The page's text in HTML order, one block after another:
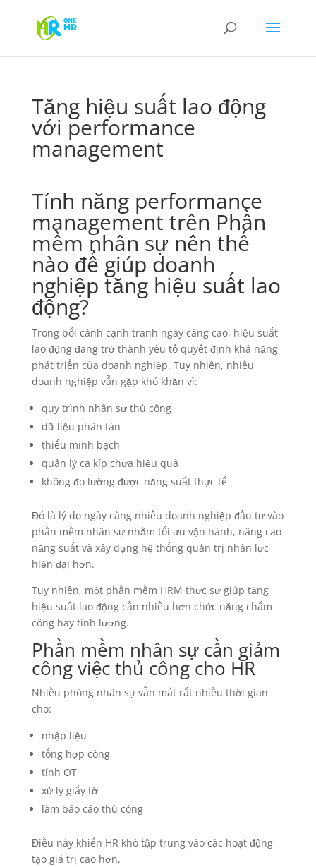
Tăng hiệu suất lao động
với performance
management
Tính năng performance
management trên Phần
mềm nhân sự nên thế
nào để giúp doanh
nghiệp tăng hiệu suất lao
động?
Trong bối cảnh cạnh tranh ngày càng cao, hiệu suất
lao động đang trở thành yếu tố quyết định khả năng
phát triển của doanh nghiệp. Tuy nhiên, nhiều
doanh nghiệp vẫn gặp khó khăn vì:
quy trình nhân sự thủ công
dữ liệu phân tán
thiếu minh bạch
quản lý ca kíp chưa hiệu quả
không đo lường được năng suất thực tế
Đó là lý do ngày càng nhiều doanh nghiệp đầu tư vào
phần mềm nhân sự nhằm tối ưu vận hành, nâng cao
năng suất và xây dựng hệ thống quản trị nhân lực
hiện đại hơn.
Tuy nhiên, một phần mềm HRM thực sự giúp tăng
hiệu suất lao động cần nhiều hơn chức năng chấm
công hay tính lương.
Phần mềm nhân sự cần giảm
công việc thủ công cho HR
Nhiều phòng nhân sự vẫn mất rất nhiều thời gian
cho:
nhập liệu
tổng hợp công
tính OT
xử lý giấy tờ
làm báo cáo thủ công
Điều này khiến HR khó tập trung vào các hoạt động
tạo giá trị cao hơn.